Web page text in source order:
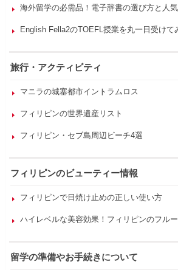
海外留学の必需品！電子辞書の選び方と人
English Fella2のTOEFL授業を丸一日受けて
旅行・アクティビティ
マニラの城塞都市イントラムロス
フィリピンの世界遺産リスト
フィリピン・セブ島周辺ビーチ4選
フィリピンのビューティー情報
フィリピンで日焼け止めの正しい使い方
ハイレベルな美容効果！フィリピンのフル
留学の準備やお手続きについて